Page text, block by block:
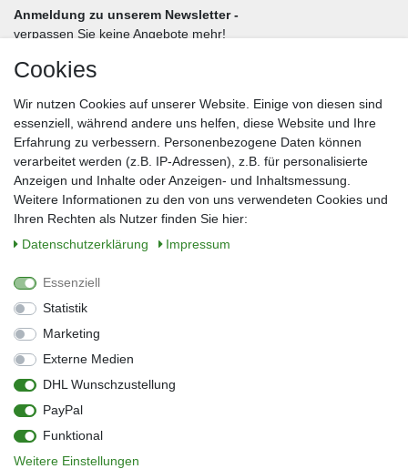
Anmeldung zu unserem Newsletter -
verpassen Sie keine Angebote mehr!
Nachname*
E-Mail*
Sie können den Newsletter jederzeit kostenlos abbestellen.
** gilt für Lieferungen innerhalb Deutschlands, Lieferzeiten für andere Länder
entnehmen Sie bitte der Schaltfläche mit den Versandinformationen
Widerrufs­recht
Kontakt
Barrierefreiheitserklärung
Zahlung & Versand
Vertrag widerrufen
Cookies
Wir nutzen Cookies auf unserer Website. Einige von diesen sind
essenziell, während andere uns helfen, diese Website und Ihre
Erfahrung zu verbessern. Personenbezogene Daten können
verarbeitet werden (z.B. IP-Adressen), z.B. für personalisierte
Anzeigen und Inhalte oder Anzeigen- und Inhaltsmessung.
Weitere Informationen zu den von uns verwendeten Cookies und
Ihren Rechten als Nutzer finden Sie hier:
Daten­schutz­erklärung
Impressum
Essenziell
Statistik
Marketing
Externe Medien
DHL Wunschzustellung
PayPal
Funktional
Weitere Einstellungen